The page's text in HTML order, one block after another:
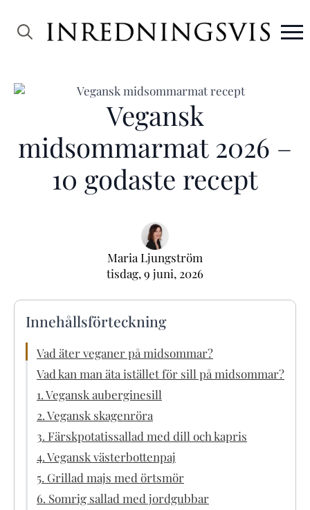
Vegansk
midsommarmat 2026 –
10 godaste recept
Maria Ljungström
tisdag, 9 juni, 2026
Innehållsförteckning
Vad äter veganer på midsommar?
Vad kan man äta istället för sill på midsommar?
1. Vegansk auberginesill
2. Vegansk skagenröra
3. Färskpotatissallad med dill och kapris
4. Vegansk västerbottenpaj
5. Grillad majs med örtsmör
6. Somrig sallad med jordgubbar